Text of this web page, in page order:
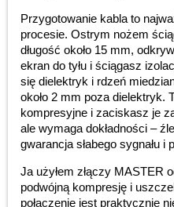
Przygotowanie kabla to
procesie. Ostrym nożem
długość około 15 mm,
ekran do tyłu i ściągasz
się dielektryk i rdzeń
około 2 mm poza dielektryk.
kompresyjne i zaciskasz je
ale wymaga dokładności –
gwarancja słabego sygnału i
Ja użyłem złączy MASTER
podwójną kompresję i
połączenie jest praktycznie